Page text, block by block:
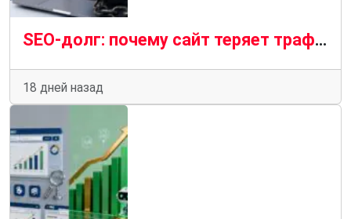
SEO-долг: почему сайт теряет трафик без санкций и фильтров
18 дней назад